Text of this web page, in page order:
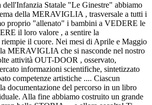
dell'Infanzia Statale "Le Ginestre" abbiamo
della MERAVIGLIA , trasversale a tutti i
proprio "allenato" i bambini a VEDERE le
il loro valore , a sentire la
il cuore. Nei mesi di Aprile e Maggio
MERAVIGLIA che si nasconde nel nostro
attività OUT-DOOR , osservato,
informazioni scientifiche, sintetizzato
competenze artistiche .... Ciascun
documentazione del percorso in un libro
Alla fine abbiamo costruito un grande